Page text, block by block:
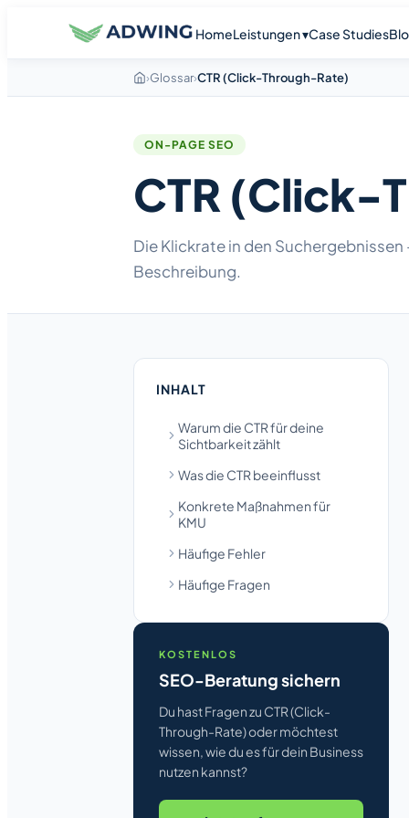
HomeLeistungen ▾Case Studies
›Glossar›CTR (Click-Through-Rate)
ON-PAGE SEO
CTR (Click-
Die Klickrate in den
Beschreibung.
INHALT
Warum die CTR für deine
Sichtbarkeit zählt
Was die CTR beeinflusst
Konkrete Maßnahmen für
KMU
Häufige Fehler
Häufige Fragen
KOSTENLOS
SEO-Beratung sichern
Du hast Fragen zu CTR (Click-
Through-Rate) oder möchtest
wissen, wie du es für dein Business
nutzen kannst?